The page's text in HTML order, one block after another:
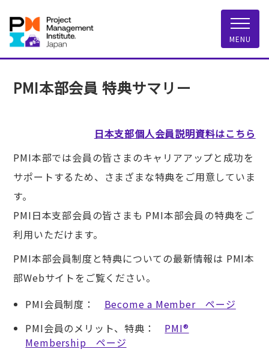
一般社団法人 PMI
MENU
PMI本部会員 特典サマリー
日本支部個人会員説明資料はこちら
PMI本部では会員の皆さまのキャリアアップと成功を
サポートするため、さまざまな特典をご用意していま
す。
PMI日本支部会員の皆さまも PMI本部会員の特典をご
利用いただけます。
PMI本部会員制度と特典についての最新情報は PMI本
部Webサイトをご覧ください。
PMI会員制度： Become a Member ページ
PMI会員のメリット、特典： PMI®
Membership ページ